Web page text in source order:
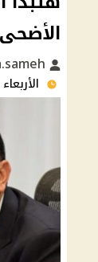
الأضحى 2025 وعدد ايامها باليوم والتاريخ
الأربعاء 09/أبريل/2025 - 04:33 م